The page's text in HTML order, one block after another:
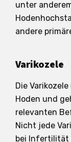
unter
andere
Varikozele
Die
Hoden und
relevanten
Nicht jede
bei Infertilität